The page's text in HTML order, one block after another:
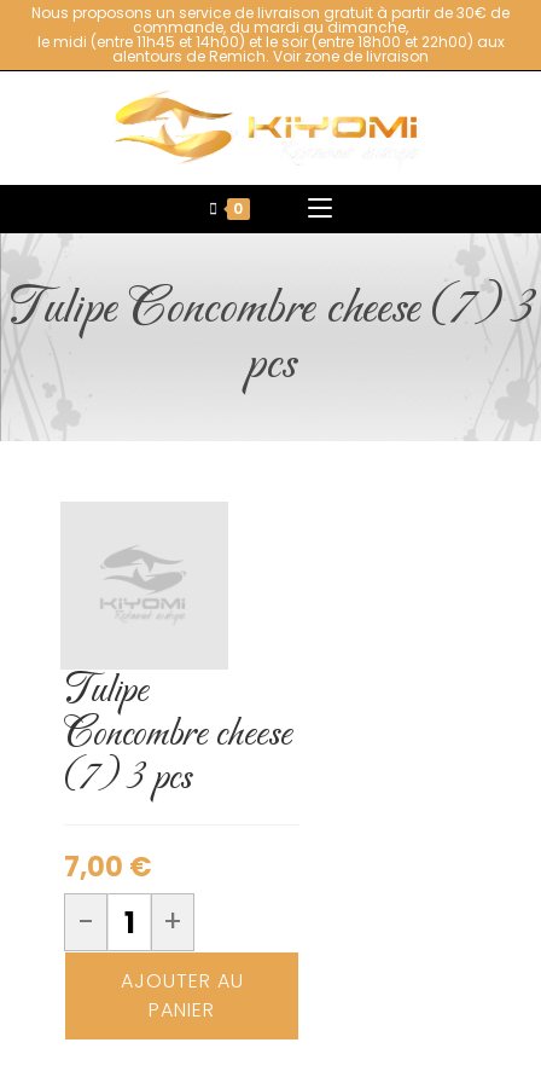
Nous proposons un service de livraison gratuit à partir de 30€ de
commande, du mardi au dimanche,
le midi (entre 11h45 et 14h00) et le soir (entre 18h00 et 22h00) aux
alentours de Remich. Voir zone de livraison
0
Tulipe Concombre cheese (7) 3
pcs
Tulipe
Concombre cheese
(7) 3 pcs
7,00 €
- +
AJOUTER AU
PANIER